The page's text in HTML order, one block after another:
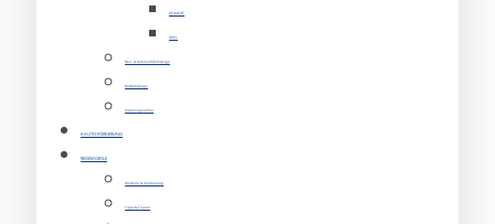
PEUGEOT
OPEL
Neu- & Gebrauchtfahrzeuge
Nutzfahrzeuge
Inzahlungnahme
E-AUTO-FÖRDERUNG
REISEMOBILE
Modelle & Vermietung
Tipps & Touren